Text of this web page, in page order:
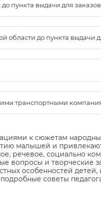
пункта выдачи для заказов
до пункта выдачи
транспортными
к сюжетам
малышей и
речевое, социально
вопросы и творческие
особенностей
советы